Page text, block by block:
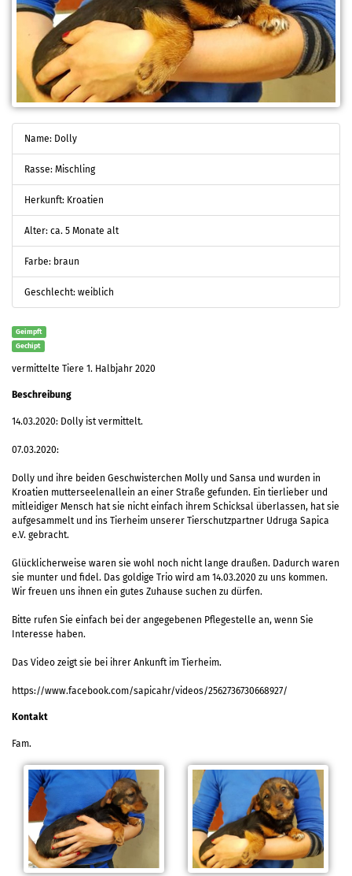
Name: Dolly
Rasse: Mischling
Herkunft: Kroatien
Alter: ca. 5 Monate alt
Farbe: braun
Geschlecht: weiblich
Geimpft
Gechipt
vermittelte Tiere 1. Halbjahr 2020
Beschreibung
14.03.2020: Dolly ist vermittelt.
07.03.2020:
Dolly und ihre beiden Geschwisterchen Molly und Sansa und wurden in
Kroatien mutterseelenallein an einer Straße gefunden. Ein tierlieber und
mitleidiger Mensch hat sie nicht einfach ihrem Schicksal überlassen, hat sie
aufgesammelt und ins Tierheim unserer Tierschutzpartner Udruga Sapica
e.V. gebracht.
Glücklicherweise waren sie wohl noch nicht lange draußen. Dadurch waren
sie munter und fidel. Das goldige Trio wird am 14.03.2020 zu uns kommen.
Wir freuen uns ihnen ein gutes Zuhause suchen zu dürfen.
Bitte rufen Sie einfach bei der angegebenen Pflegestelle an, wenn Sie
Interesse haben.
Das Video zeigt sie bei ihrer Ankunft im Tierheim.
https://www.facebook.com/sapicahr/videos/2562736730668927/
Kontakt
Fam.